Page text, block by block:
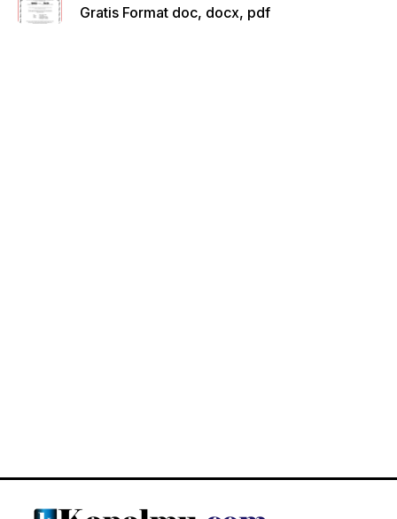
Gratis Format doc, docx, pdf